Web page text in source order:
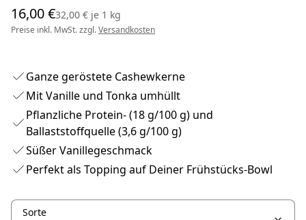
16,00 €32,00 € je 1 kg
Preise inkl. MwSt. zzgl.Versandkosten
Ganze geröstete Cashewkerne
Mit Vanille und Tonka umhüllt
Pflanzliche Protein- (18 g/100 g) und
Ballaststoffquelle (3,6 g/100 g)
Süßer Vanillegeschmack
Perfekt als Topping auf Deiner Frühstücks-Bowl
Sorte